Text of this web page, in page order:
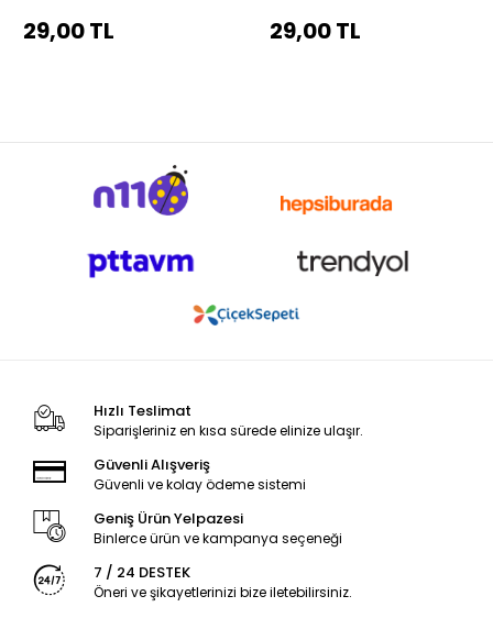
29,00 TL 29,00 TL
Hızlı Teslimat
Siparişleriniz en kısa sürede elinize ulaşır.
Güvenli Alışveriş
Güvenli ve kolay ödeme sistemi
Geniş Ürün Yelpazesi
Binlerce ürün ve kampanya seçeneği
7 / 24 DESTEK
Öneri ve şikayetlerinizi bize iletebilirsiniz.